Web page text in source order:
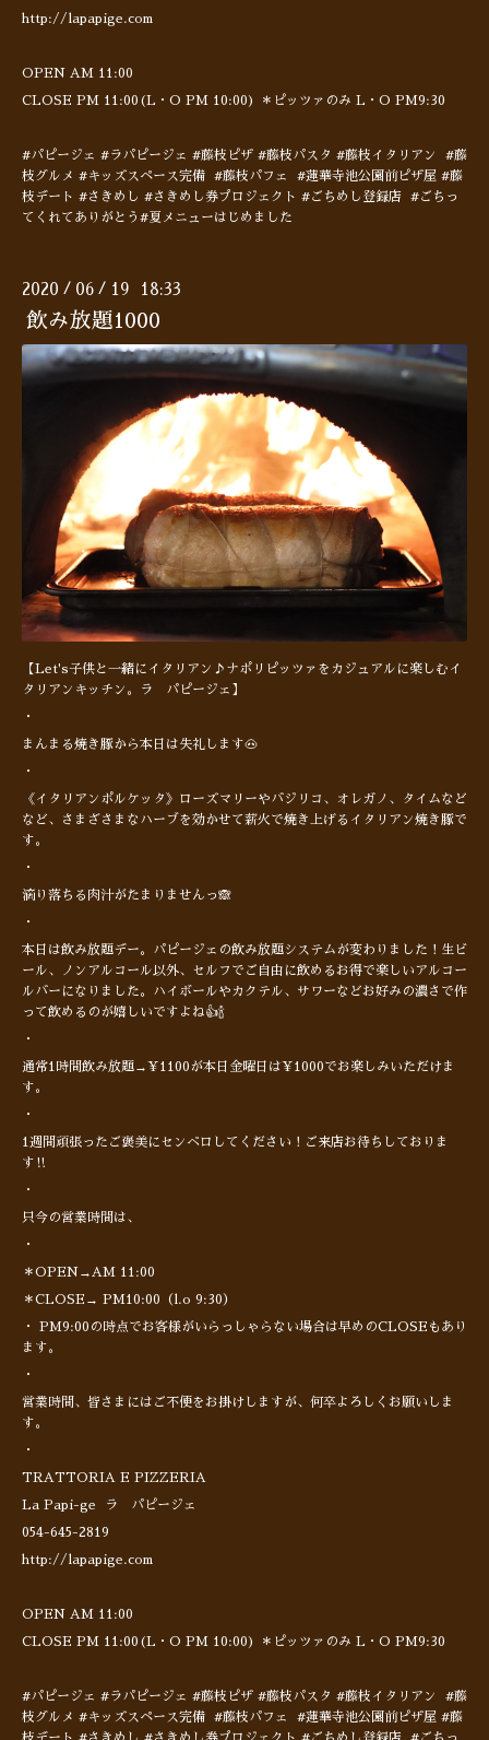
http://lapapige.com
OPEN AM 11:00
CLOSE PM 11:00(L・O PM 10:00) ＊ピッツァのみ L・O PM9:30
#パピージェ #ラパピージェ #藤枝ピザ #藤枝パスタ #藤枝イタリアン #藤
枝グルメ #キッズスペース完備 #藤枝パフェ #蓮華寺池公園前ピザ屋 #藤
枝デート #さきめし #さきめし券プロジェクト #ごちめし登録店 #ごちっ
てくれてありがとう#夏メニューはじめました
2020 / 06 / 19 18:33
飲み放題1000
【Let's子供と一緒にイタリアン♪ナポリピッツァをカジュアルに楽しむイ
タリアンキッチン。ラ パピージェ】
・
まんまる焼き豚から本日は失礼します🐽
・
《イタリアンポルケッタ》ローズマリーやバジリコ、オレガノ、タイムなど
など、さまざさまなハーブを効かせて薪火で焼き上げるイタリアン焼き豚で
す。
・
滴り落ちる肉汁がたまりませんっ🙈
・
本日は飲み放題デー。パピージェの飲み放題システムが変わりました！生ビ
ール、ノンアルコール以外、セルフでご自由に飲めるお得で楽しいアルコー
ルバーになりました。ハイボールやカクテル、サワーなどお好みの濃さで作
って飲めるのが嬉しいですよね👍🍾
・
通常1時間飲み放題→¥1100が本日金曜日は¥1000でお楽しみいただけま
す。
・
1週間頑張ったご褒美にセンベロしてください！ご来店お待ちしておりま
す‼︎
・
只今の営業時間は、
・
＊OPEN→AM 11:00
＊CLOSE→ PM10:00（l.o 9:30）
・ PM9:00の時点でお客様がいらっしゃらない場合は早めのCLOSEもあり
ます。
・
営業時間、皆さまにはご不便をお掛けしますが、何卒よろしくお願いしま
す。
・
TRATTORIA E PIZZERIA
La Papi-ge ラ パピージェ
054-645-2819
http://lapapige.com
OPEN AM 11:00
CLOSE PM 11:00(L・O PM 10:00) ＊ピッツァのみ L・O PM9:30
#パピージェ #ラパピージェ #藤枝ピザ #藤枝パスタ #藤枝イタリアン #藤
枝グルメ #キッズスペース完備 #藤枝パフェ #蓮華寺池公園前ピザ屋 #藤